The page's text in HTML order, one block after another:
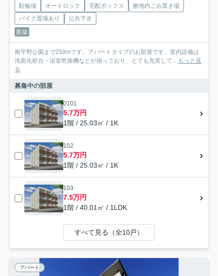
駐輪場 オートロック 宅配ボックス
敷地内ごみ置き場
バイク置場あり
公共下水
新築
南平野公園まで259mです。アパートタイプのお部屋です。室内設備は
洗面化粧台・浴室乾燥機などが揃っており、とても充実して... もっと見
る
募集中の部屋
0101
5.7万円
1階 / 25.03㎡ / 1K
102
5.7万円
1階 / 25.03㎡ / 1K
103
7.5万円
1階 / 40.01㎡ / 1LDK
すべて見る（全10戸）
アパート